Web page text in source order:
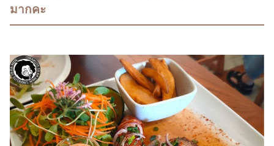
มากคะ